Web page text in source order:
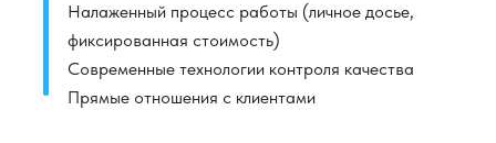
Налаженный процесс работы (личное досье,
фиксированная стоимость)
Современные технологии контроля качества
Прямые отношения с клиентами